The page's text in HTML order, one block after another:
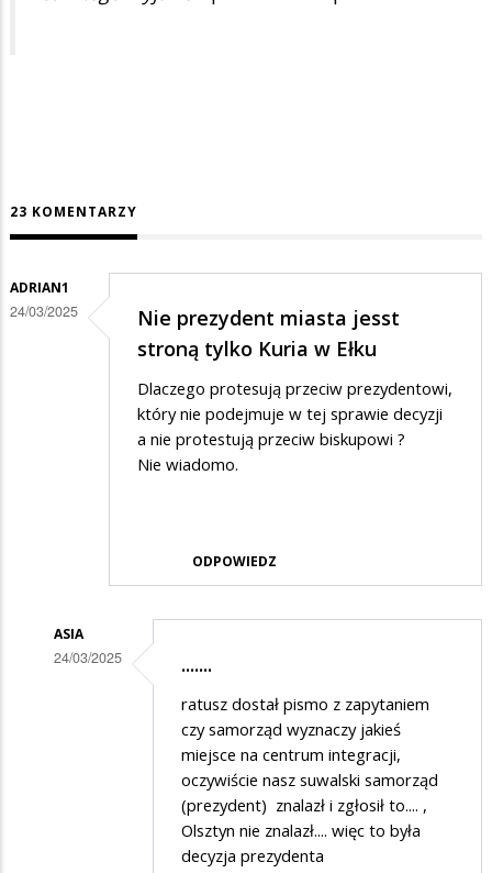
23 KOMENTARZY
ADRIAN1
24/03/2025
Nie prezydent miasta jesst
stroną tylko Kuria w Ełku
Dlaczego protesują przeciw prezydentowi,
który nie podejmuje w tej sprawie decyzji
a nie protestują przeciw biskupowi ?
Nie wiadomo.
ODPOWIEDZ
ASIA
24/03/2025 .......
ratusz dostał pismo z zapytaniem
czy samorząd wyznaczy jakieś
miejsce na centrum integracji,
oczywiście nasz suwalski samorząd
(prezydent) znalazł i zgłosił to.... ,
Olsztyn nie znalazł.... więc to była
decyzja prezydenta